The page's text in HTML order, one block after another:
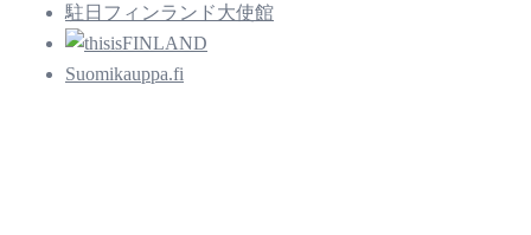
駐日フィンランド大使館
Suomikauppa.fi